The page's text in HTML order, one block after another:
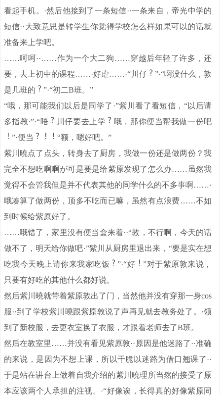
看起手机。·然后他接到了一条短信··一条来自，帝光中学的
短信··大致意思是转学生你觉得学校怎么样如果可以的话就
准备来上学吧。
……呵呵··……作为一个大二狗……穿越后年轻了许多，还
要，去上初中的课程……·好虐……·“川仔
”·“啊没什么，敦
是几班的
”·“初二B班。”
“哦，那可能我们以后是同学了·”紫川看了看短信，“以后请
多指教·”·“唔
川仔要去上学
哦，那你便当帮我做一份吧
”·便当
“额，嗯好吧。”
紫川曉点了点头，转身去了厨房，我做一份还是做两份？我
完全不想吃啊啊が可是要是给紫原发现了怎么办……虽然我
觉得不会管我但是并不代表其他的同学什么的不多事啊……·
哦凑算了做两份，顶多不吃而已嘛，虽然有点浪费……不如
到时候给紫原好了。
……哦错了，家里没有便当盒来着··“敦，不行啊，今天的话
做不了，明天给你做吧·”紫川从厨房里退出来，“要是实在想
吃我今天晚上请你来我家吃饭
”·“好
”对于紫原敦来说，
只要有好吃的其他什么都好说。
然后紫川曉就带着紫原敦出了门，当然他并没有穿那一身cos
服··到了学校紫川曉跟紫原敦说了声再见就去教务处了。·领
到了新校服，去更衣室换了衣服，才跟着老师去了B班。
然后在教室里……并没有看见紫原敦··原因是他迷路了··准确
的来说，是因为不想上课，所以干脆以迷路为借口翘课了··
于是站在讲台上做着自我介绍的紫川曉理所当然的接受了原
本应该两个人承担的注视。·“好像诶，长得真的好像紫原同